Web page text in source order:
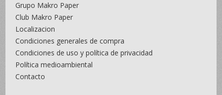
Grupo Makro Paper
Club Makro Paper
Localizacion
Condiciones generales de compra
Condiciones de uso y política de privacidad
Política medioambiental
Contacto